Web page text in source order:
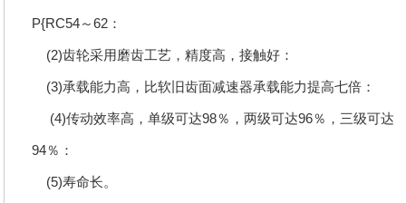
P{RC54～62：
(2)齿轮采用磨齿工艺，精度高，接触好：
(3)承载能力高，比软旧齿面减速器承载能力提高七倍：
(4)传动效率高，单级可达98％，两级可达96％，三级可达
94％：
(5)寿命长。